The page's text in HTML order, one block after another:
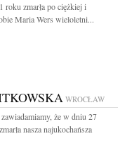
roku zmarła po ciężkiej i
Maria Wers wieloletni...
WROCŁAW
że w dniu 27
nasza najukochańsza